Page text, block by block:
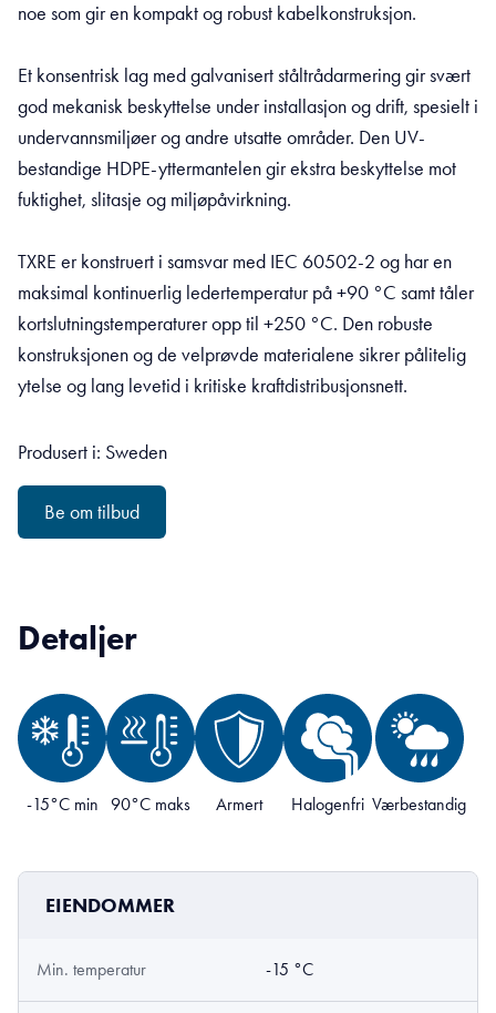
noe som gir en kompakt og robust kabelkonstruksjon.
Et konsentrisk lag med galvanisert ståltrådarmering gir svært
god mekanisk beskyttelse under installasjon og drift, spesielt i
undervannsmiljøer og andre utsatte områder. Den UV-
bestandige HDPE-yttermantelen gir ekstra beskyttelse mot
fuktighet, slitasje og miljøpåvirkning.
TXRE er konstruert i samsvar med IEC 60502-2 og har en
maksimal kontinuerlig ledertemperatur på +90 °C samt tåler
kortslutningstemperaturer opp til +250 °C. Den robuste
konstruksjonen og de velprøvde materialene sikrer pålitelig
ytelse og lang levetid i kritiske kraftdistribusjonsnett.
Produsert i: Sweden
Be om tilbud
Detaljer
-15°C min 90°C maks Armert Halogenfri Værbestandig
EIENDOMMER
Min. temperatur -15 °C